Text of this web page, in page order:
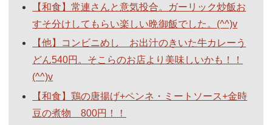
【和食】常連さんと意気投合。ガーリック炒飯お
すそ分けしてもらい楽しい晩御飯でした。(^^)v
【他】コンビニめし お出汁のきいた牛カレーう
どん540円。そこらのお店より美味しいかも！！
(^^)v
【和食】鶏の唐揚げ+ペンネ・ミートソース+金時
豆の煮物 800円！！